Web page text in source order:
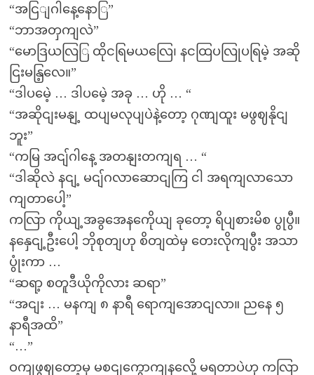
“အငြျဂါနေ့နောြ”
“ဘာအတှကျလဲ”
“မောဒြယလြြ ထိုငရြမယလြေ၊ နငထြပလြုပရြမဲ့ အဆို
ငြးမနြ့လေ။”
“ဒါပမေဲ့ … ဒါပမေဲ့ အခု … ဟို … “
“အဆိုငျးမနျ့ ထပျမလုပျပဲနဲ့တော့ ဂုဏျထူး မဖွဈနိုငျ
ဘူး”
“ကမြ အငျ်ဂါနေ့ အတနျးတကျရ … “
“ဒါဆိုလဲ နငျ့ မငျ်ဂလာဆောငျကြ ငါ အရကျလာသော
ကျတာပေါ့”
ကလြာ ကိုယျ့အခွအေနကေိုယျ ခုတော့ ရိပျစားမိစ ပွုပွီ။
နနှေငျ့ဦးပေါ့ ဘိုစုတျဟု စိတျထဲမှ တေးလိုကျပွီး အသာ
ပွုံးကာ …
“ဆရာ့ စတူဒီယိုကိုလား ဆရာ”
“အငျး … မနကျ ၈ နာရီ ရောကျအောငျလာ။ ညနေ ၅
နာရီအထိ”
“…”
ဝကျဖွဈတော့မှ မစငျကွောကျနလေို့ မရတာပဲဟု ကလြာ